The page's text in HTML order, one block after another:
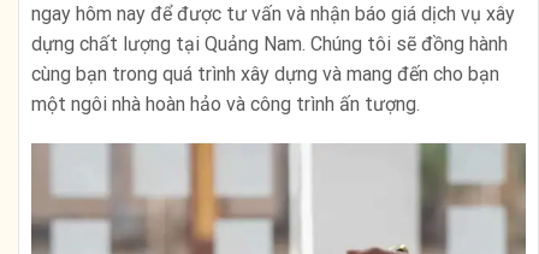
ngay hôm nay để được tư vấn và nhận báo giá dịch vụ xây
dựng chất lượng tại Quảng Nam. Chúng tôi sẽ đồng hành
cùng bạn trong quá trình xây dựng và mang đến cho bạn
một ngôi nhà hoàn hảo và công trình ấn tượng.